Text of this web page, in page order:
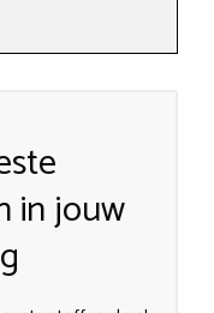
in jouw